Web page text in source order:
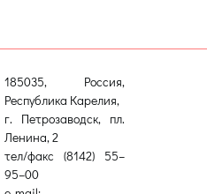
185035, Россия,
Республика Карелия,
г. Петрозаводск, пл.
Ленина, 2
тел/факс (8142) 55–
95–00